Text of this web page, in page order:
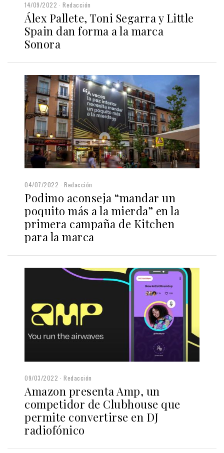
14/09/2022 Redacción
Álex Pallete, Toni Segarra y Little
Spain dan forma a la marca
Sonora
04/07/2022 Redacción
Podimo aconseja “mandar un
poquito más a la mierda” en la
primera campaña de Kitchen
para la marca
09/03/2022 Redacción
Amazon presenta Amp, un
competidor de Clubhouse que
permite convertirse en DJ
radiofónico